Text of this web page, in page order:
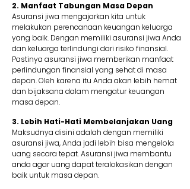
2. Manfaat Tabungan Masa Depan
Asuransi jiwa mengajarkan kita untuk
melakukan perencanaan keuangan keluarga
yang baik. Dengan memiliki asuransi jiwa Anda
dan keluarga terlindungi dari risiko finansial.
Pastinya asuransi jiwa memberikan manfaat
perlindungan finansial yang sehat di masa
depan. Oleh karena itu Anda akan lebih hemat
dan bijaksana dalam mengatur keuangan
masa depan.
3. Lebih Hati-Hati Membelanjakan Uang
Maksudnya disini adalah dengan memiliki
asuransi jiwa, Anda jadi lebih bisa mengelola
uang secara tepat. Asuransi jiwa membantu
anda agar uang dapat teralokasikan dengan
baik untuk masa depan.